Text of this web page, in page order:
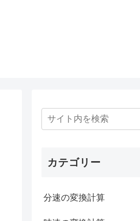
カテゴリー
分速の変換計算